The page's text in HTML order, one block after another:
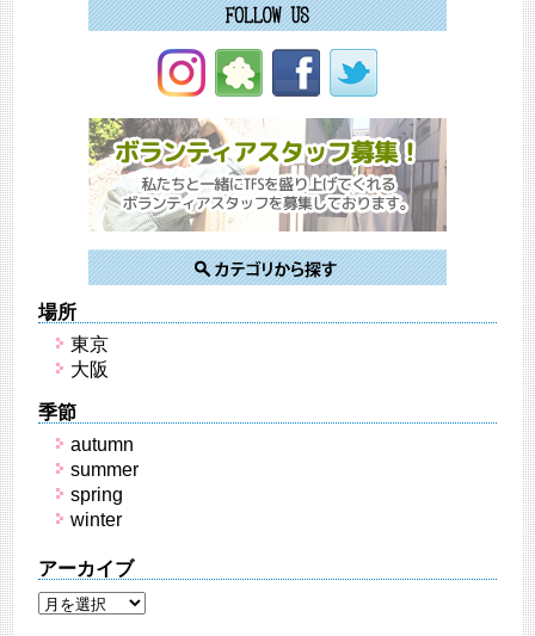
場所
東京
大阪
季節
autumn
summer
spring
winter
アーカイブ